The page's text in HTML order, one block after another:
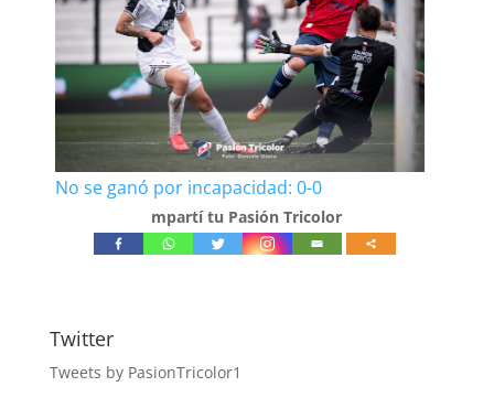
No se ganó por incapacidad: 0-0
mpartí tu Pasión Tricolor
Twitter
Tweets by PasionTricolor1